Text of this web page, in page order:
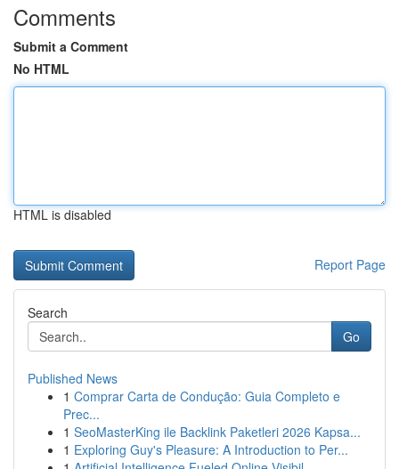
Comments
Submit a Comment
No HTML
HTML is disabled
Report Page
Search
Go
Published News
1 Comprar Carta de Condução: Guia Completo e
Prec...
1 SeoMasterKing ile Backlink Paketleri 2026 Kapsa...
1 Exploring Guy's Pleasure: A Introduction to Per...